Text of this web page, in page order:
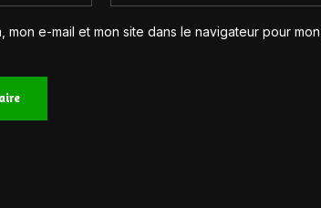
mon e-mail et mon site dans le navigateur pour